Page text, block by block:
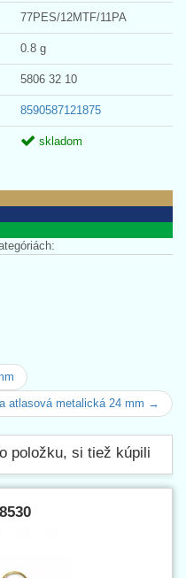
77PES/12MTF/11PA
0.8 g
5806 32 10
8590587121875
skladom
atlasová metalická 24 mm →
položku, si tiež kúpili